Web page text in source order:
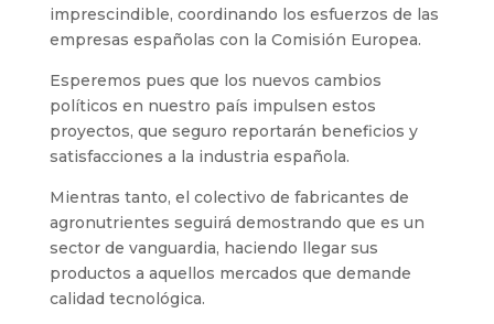
imprescindible, coordinando los esfuerzos de las
empresas españolas con la Comisión Europea.
Esperemos pues que los nuevos cambios
políticos en nuestro país impulsen estos
proyectos, que seguro reportarán beneficios y
satisfacciones a la industria española.
Mientras tanto, el colectivo de fabricantes de
agronutrientes seguirá demostrando que es un
sector de vanguardia, haciendo llegar sus
productos a aquellos mercados que demande
calidad tecnológica.